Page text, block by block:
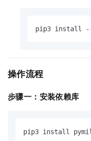
pip3 install --
操作流程
步骤一： 安装依赖库
pip3 install